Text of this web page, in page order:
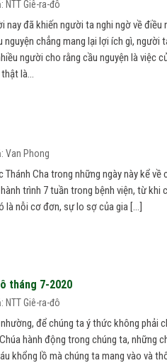
NTT Giê-ra-đô
nay đã khiến người ta nghi ngờ về điều
chẳng mang lại lợi ích gì, người
người cho rằng cầu nguyện là việc
là...
Van Phong
Cha trong những ngày này kể về
trình 7 tuần trong bệnh viện, từ khi
là nỗi cơ đơn, sự lo sợ của gia […]
tháng 7-2020
NTT Giê-ra-đô
để chúng ta ý thức không phải
hành động trong chúng ta, những
khổng lồ mà chúng ta mang vào và